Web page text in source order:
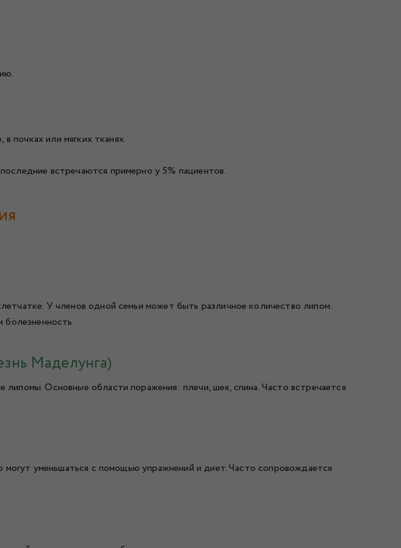
почках или мягких тканях.
встречаются примерно у 5% пациентов.
У членов одной семьи может быть различное количество липом.
Маделунга)
Основные области поражения: плечи, шея, спина. Часто встречается
уменьшаться с помощью упражнений и диет. Часто сопровождается